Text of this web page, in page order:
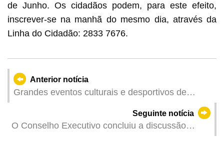
de Junho. Os cidadãos podem, para este efeito,
inscrever-se na manhã do mesmo dia, através da
Linha do Cidadão: 2833 7676.
Anterior notícia
Grandes eventos culturais e desportivos de
conhecer uma Macau dinâmica, cultural e feliz
Seguinte notícia
O Conselho Executivo concluiu a discussão